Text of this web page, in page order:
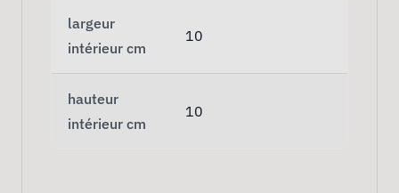
largeur
intérieur cm
10
hauteur
intérieur cm
10